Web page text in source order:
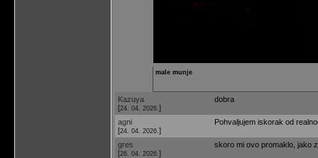
male munje
Kazuya
[24. 04. 2026. ]
dobra
agni
[24. 04. 2026. ]
Pohvaljujem iskorak od
gres
[26. 04. 2026. ]
skoro mi ovo promaklo, jako